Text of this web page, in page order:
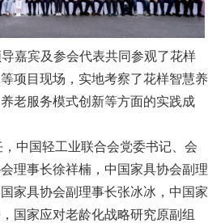
宾及参会代表共同参观了花样
项目现场，实地考察了花样智慧养
老服务模式创新等方面的实践成
国轻工业联合会党委书记、会
理事长徐祥楠，中国家具协会副理
家具协会副理事长张冰冰，中国家
国家应对老龄化战略研究原副组